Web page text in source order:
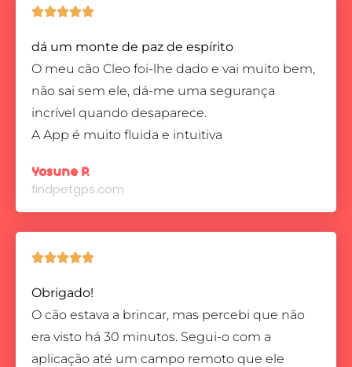

dá um monte de paz de espírito
O meu cão Cleo foi-lhe dado e vai muito bem,
não sai sem ele, dá-me uma segurança
incrível quando desaparece.
A App é muito fluida e intuitiva
Yosune P.
findpetgps.com

Obrigado!
O cão estava a brincar, mas percebi que não
era visto há 30 minutos. Segui-o com a
aplicação até um campo remoto que ele